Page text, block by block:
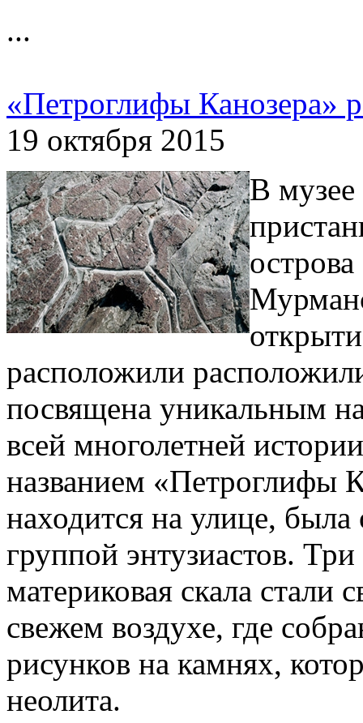
...
«Петроглифы Канозера»
19 октября 2015
В музее
расположили
посвящена уникальным
всей многолетней
названием «Петроглифы
находится на улице,
группой энтузиастов.
материковая скала стали
свежем воздухе, где
рисунков на камнях,
неолита.